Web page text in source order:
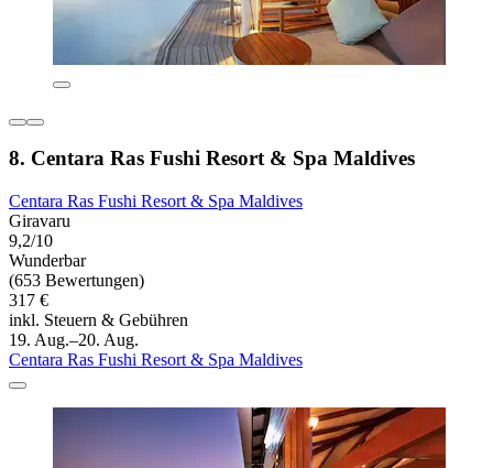
8. Centara Ras Fushi Resort & Spa Maldives
Centara Ras Fushi Resort & Spa Maldives
Giravaru
9,2/10
Wunderbar
(653 Bewertungen)
317 €
inkl. Steuern & Gebühren
19. Aug.–20. Aug.
Centara Ras Fushi Resort & Spa Maldives